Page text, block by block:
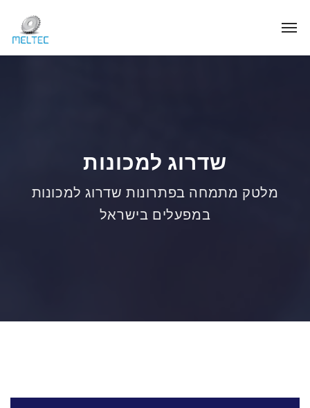
שדרוג למכונות
מלטק מתמחה בפתרונות שדרוג למכונות
במפעלים בישראל